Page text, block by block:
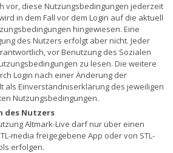
vor, diese Nutzungsbedingungen jederzeit
in dem Fall vor dem Login auf die aktuell
hingewiesen. Eine
des Nutzers erfolgt aber nicht. Jeder
vor Benutzung des Sozialen
zu lesen. Die weitere
Login nach einer Änderung der
als Einverständniserklärung des jeweiligen
Nutzungsbedingungen.
des Nutzers
Altmark-Live darf nur über einen
media freigegebene App oder von STL-
erfolgen.